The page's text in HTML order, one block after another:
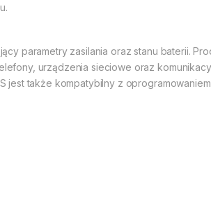
parametry zasilania oraz stanu baterii.
urządzenia sieciowe oraz
jest także kompatybilny z